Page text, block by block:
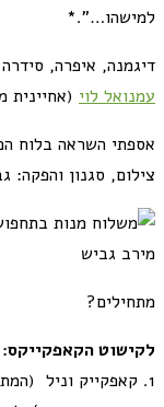
למישהו…".*
דיגמנה, איפרה,
עמנואל לוי
אספתי השראה בלוח
צילום, סגנון והפקה:
מתחילים?
לקישוט הקאפקייקס: